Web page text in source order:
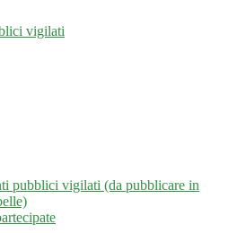
vigilati
pubblici vigilati (da pubblicare in